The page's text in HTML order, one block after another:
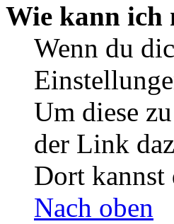
Wie kann ich
Wenn du
Um diese
der Link
Dort kannst
Nach oben